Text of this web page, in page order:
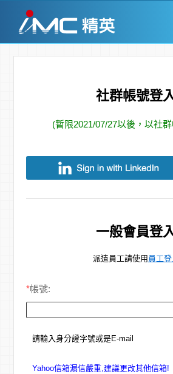
社群帳號登
(暫限2021/07/27以後，以社
一般會員登
派遣員工請使用 員工登
*帳號:
請輸入身分證字號或是E-mail
Yahoo信箱漏信嚴重,建議更改其他信箱!